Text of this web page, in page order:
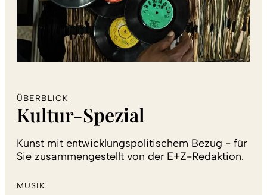
ÜBERBLICK
Kultur-Spezial
Kunst mit entwicklungspolitischem Bezug - für
Sie zusammengestellt von der E+Z-Redaktion.
MUSIK